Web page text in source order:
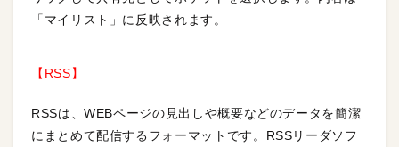
「マイリスト」に反映されます。
【RSS】
RSSは、WEBページの見出しや概要などのデータを簡潔
にまとめて配信するフォーマットです。RSSリーダソフ